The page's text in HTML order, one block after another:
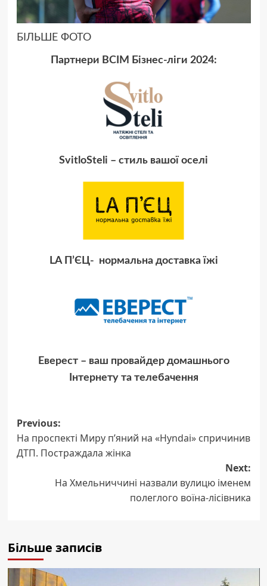
БІЛЬШЕ ФОТО
Партнери ВСІМ Бізнес-ліги 2024:
SvitloSteli – стиль вашої оселі
LA П’ЄЦ- нормальна доставка їжі
Еверест – ваш провайдер домашнього
Інтернету та телебачення
Post
navigation
Previous:
На проспекті Миру пʼяний на «Hyndai» спричинив
ДТП. Постраждала жінка
Next:
На Хмельниччині назвали вулицю іменем
полеглого воїна-лісівника
Більше записів